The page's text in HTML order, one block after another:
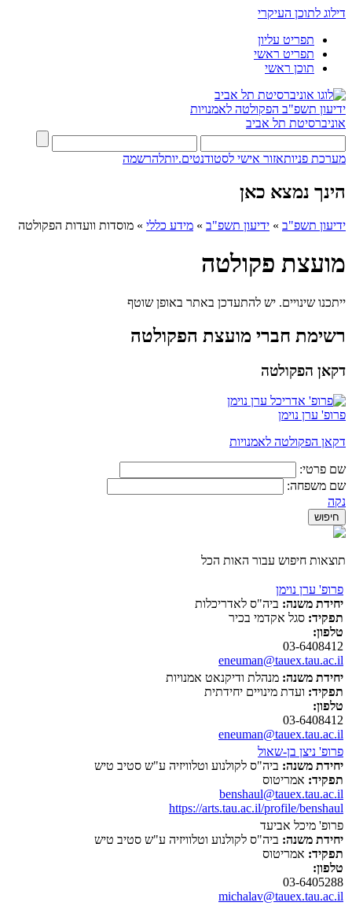
דילוג לתוכן העיקרי
תפריט עליון
תפריט ראשי
תוכן ראשי
ידיעון תשפ"ב הפקולטה לאמנויות
אוניברסיטת תל אביב
מערכת פניותאזור אישי לסטודנטים.יותלהרשמה
הינך נמצא כאן
ידיעון תשפ"ב » ידיעון תשפ"ב » מידע כללי » מוסדות וועדות הפקולטה
מועצת פקולטה
ייתכנו שינויים. יש להתעדכן באתר באופן שוטף
רשימת חברי מועצת הפקולטה
דקאן הפקולטה
פרופ' ערן נוימן
דקאן הפקולטה לאמנויות
שם פרטי:
שם משפחה:
נקה
תוצאות חיפוש עבור האות הכל
פרופ' ערן נוימן
יחידת משנה: ביה"ס לאדריכלות
תפקיד: סגל אקדמי בכיר
טלפון:
03-6408412
eneuman@tauex.tau.ac.il
יחידת משנה: מנהלת ודיקנאט אמנויות
תפקיד: ועדת מינויים יחידתית
טלפון:
03-6408412
eneuman@tauex.tau.ac.il
פרופ' ניצן בן-שאול
יחידת משנה: ביה"ס לקולנוע וטלוויזיה ע"ש סטיב טיש
תפקיד: אמריטוס
benshaul@tauex.tau.ac.il
https://arts.tau.ac.il/profile/benshaul
פרופ' מיכל אביעד
יחידת משנה: ביה"ס לקולנוע וטלוויזיה ע"ש סטיב טיש
תפקיד: אמריטוס
טלפון:
03-6405288
michalav@tauex.tau.ac.il